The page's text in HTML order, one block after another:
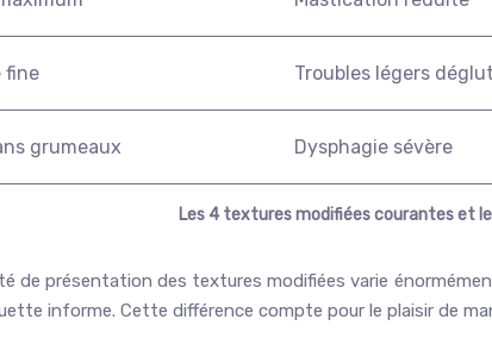
Les 4 textures modifiées courantes et
fine Troubles légers
grumeaux Dysphagie sévère
de présentation des textures modifiées varie
informe. Cette différence compte pour le plaisir de